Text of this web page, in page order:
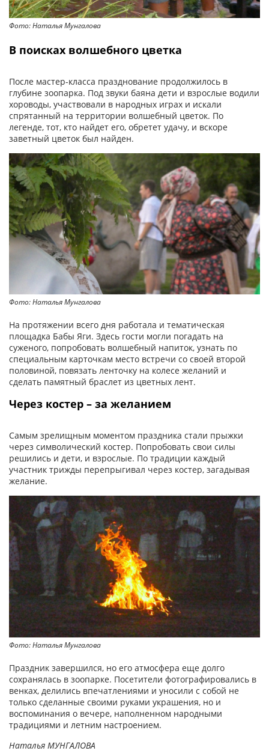
Фото: Наталья Мунгалова
В поисках волшебного цветка
После мастер-класса празднование продолжилось в
глубине зоопарка. Под звуки баяна дети и взрослые водили
хороводы, участвовали в народных играх и искали
спрятанный на территории волшебный цветок. По
легенде, тот, кто найдет его, обретет удачу, и вскоре
заветный цветок был найден.
Фото: Наталья Мунгалова
На протяжении всего дня работала и тематическая
площадка Бабы Яги. Здесь гости могли погадать на
суженого, попробовать волшебный напиток, узнать по
специальным карточкам место встречи со своей второй
половиной, повязать ленточку на колесе желаний и
сделать памятный браслет из цветных лент.
Через костер – за желанием
Самым зрелищным моментом праздника стали прыжки
через символический костер. Попробовать свои силы
решились и дети, и взрослые. По традиции каждый
участник трижды перепрыгивал через костер, загадывая
желание.
Фото: Наталья Мунгалова
Праздник завершился, но его атмосфера еще долго
сохранялась в зоопарке. Посетители фотографировались в
венках, делились впечатлениями и уносили с собой не
только сделанные своими руками украшения, но и
воспоминания о вечере, наполненном народными
традициями и летним настроением.
Наталья МУНГАЛОВА